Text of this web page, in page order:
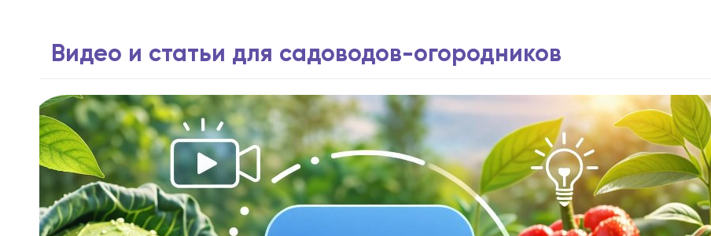
Видео и статьи для садоводов-огородников